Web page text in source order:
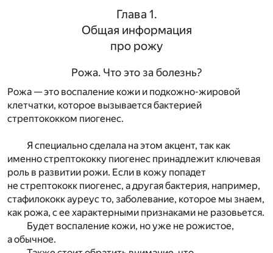
Глава 1.
Общая информация
про рожу
Рожа. Что это за болезнь?
Рожа — это воспаление кожи и подкожно-жировой
клетчатки, которое вызывается бактерией
стрептококком пиогенес.
Я специально сделала на этом акцент, так как
именно стрептококку пиогенес принадлежит ключевая
роль в развитии рожи. Если в кожу попадет
не стрептококк пиогенес, а другая бактерия, например,
стафилококк ауреус то, заболевание, которое мы знаем,
как рожа, с ее характерными признаками не разовьется.
Будет воспаление кожи, но уже не рожистое,
а обычное.